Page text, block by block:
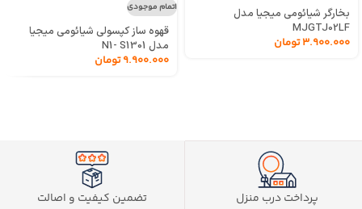
بخارگر شیائومی میجیا مدل
MJGTJ02LF
3.900.000تومان
اتمام موجودی
قهوه ساز کپسولی شیائومی میجیا
مدل N1- S1301
9.900.000تومان
پرداخت درب منزل تضمین کیفیت و اصالت